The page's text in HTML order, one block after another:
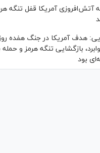
آتش‌افروزی آمریکا قفل تنگه
هدف آمریکا در جنگ هفده
بازگشایی تنگه هرمز و حمله
بود